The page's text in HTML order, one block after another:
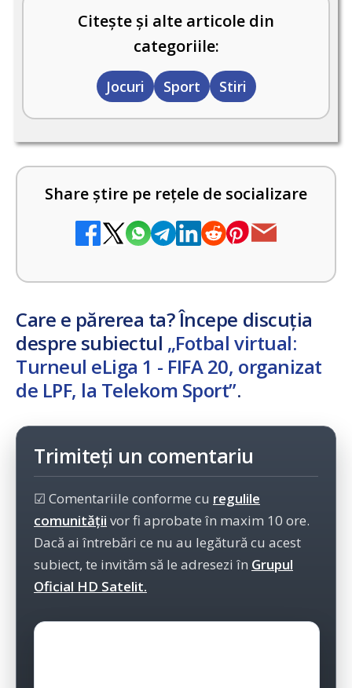
Citește și alte articole din
categoriile:
Jocuri Sport Stiri
Share știre pe rețele de socializare
Care e părerea ta? Începe discuția
despre subiectul „Fotbal virtual:
Turneul eLiga 1 - FIFA 20, organizat
de LPF, la Telekom Sport”.
Trimiteți un comentariu
☑ Comentariile conforme cu regulile
comunității vor fi aprobate în maxim 10 ore.
Dacă ai întrebări ce nu au legătură cu acest
subiect, te invităm să le adresezi în Grupul
Oficial HD Satelit.